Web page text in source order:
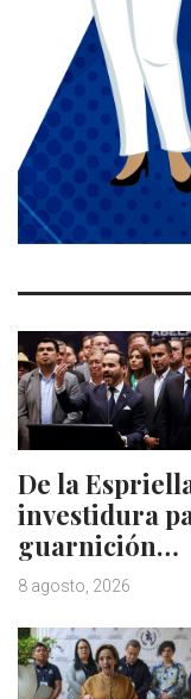
De la
investidura
guarnición…
8 agosto, 2026